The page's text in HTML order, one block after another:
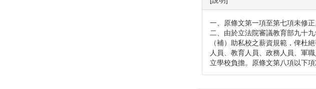
一、原條文第一項至第七項未修正
二、由於立法院審議教育部九十
（補）助私校之薪資規範，俾杜
人員、教育人員、政務人員、軍
立學校負擔。原條文第八項以下項